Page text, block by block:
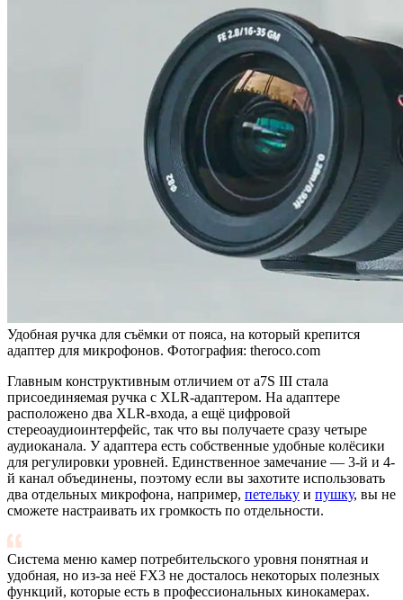
Удобная ручка для съёмки от пояса, на который крепится
адаптер для микрофонов. Фотография: theroco.com
Главным конструктивным отличием от a7S III стала
присоединяемая ручка с XLR-адаптером. На адаптере
расположено два XLR-входа, а ещё цифровой
стереоаудиоинтерфейс, так что вы получаете сразу четыре
аудиоканала. У адаптера есть собственные удобные колёсики
для регулировки уровней. Единственное замечание — 3-й и 4-
й канал объединены, поэтому если вы захотите использовать
два отдельных микрофона, например, петельку и пушку, вы не
сможете настраивать их громкость по отдельности.
Система меню камер потребительского уровня понятная и
удобная, но из-за неё FX3 не досталось некоторых полезных
функций, которые есть в профессиональных кинокамерах.